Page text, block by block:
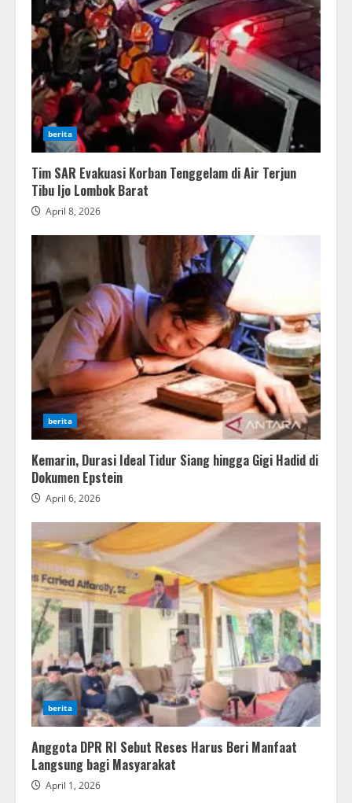
berita
Tim SAR Evakuasi Korban Tenggelam di Air Terjun
Tibu Ijo Lombok Barat
April 8, 2026
berita
Kemarin, Durasi Ideal Tidur Siang hingga Gigi Hadid di
Dokumen Epstein
April 6, 2026
berita
Anggota DPR RI Sebut Reses Harus Beri Manfaat
Langsung bagi Masyarakat
April 1, 2026